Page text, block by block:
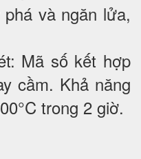
và ngăn lửa,
Mã số kết hợp
cầm. Khả năng
trong 2 giờ.